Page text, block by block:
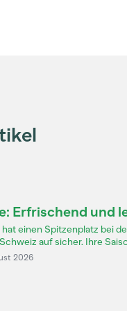
Erfrischend und
hat einen Spitzenplatz bei
auf sicher. Ihre
2026